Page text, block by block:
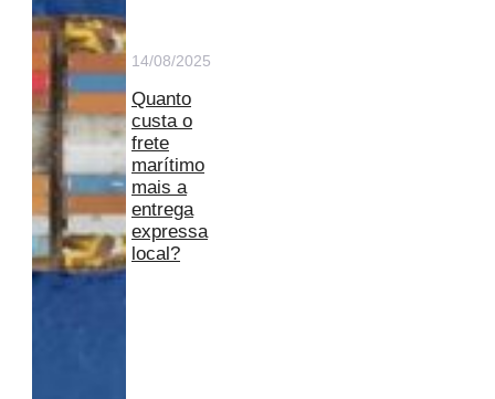
14/08/2025
Quanto
custa o
frete
marítimo
mais a
entrega
expressa
local?